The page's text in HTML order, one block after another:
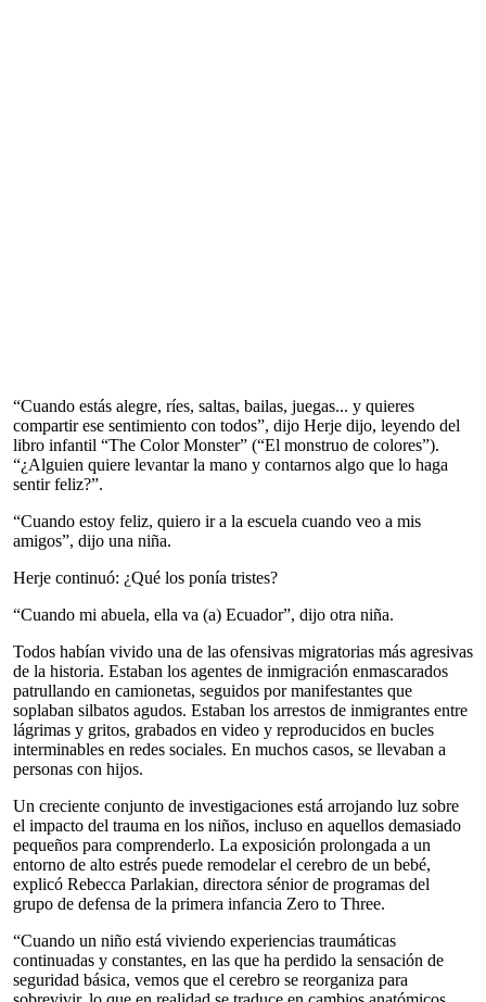
“Cuando estás alegre, ríes, saltas, bailas, juegas... y quieres
compartir ese sentimiento con todos”, dijo Herje dijo, leyendo del
libro infantil “The Color Monster” (“El monstruo de colores”).
“¿Alguien quiere levantar la mano y contarnos algo que lo haga
sentir feliz?”.
“Cuando estoy feliz, quiero ir a la escuela cuando veo a mis
amigos”, dijo una niña.
Herje continuó: ¿Qué los ponía tristes?
“Cuando mi abuela, ella va (a) Ecuador”, dijo otra niña.
Todos habían vivido una de las ofensivas migratorias más agresivas
de la historia. Estaban los agentes de inmigración enmascarados
patrullando en camionetas, seguidos por manifestantes que
soplaban silbatos agudos. Estaban los arrestos de inmigrantes entre
lágrimas y gritos, grabados en video y reproducidos en bucles
interminables en redes sociales. En muchos casos, se llevaban a
personas con hijos.
Un creciente conjunto de investigaciones está arrojando luz sobre
el impacto del trauma en los niños, incluso en aquellos demasiado
pequeños para comprenderlo. La exposición prolongada a un
entorno de alto estrés puede remodelar el cerebro de un bebé,
explicó Rebecca Parlakian, directora sénior de programas del
grupo de defensa de la primera infancia Zero to Three.
“Cuando un niño está viviendo experiencias traumáticas
continuadas y constantes, en las que ha perdido la sensación de
seguridad básica, vemos que el cerebro se reorganiza para